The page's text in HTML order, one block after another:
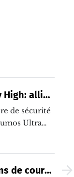
High: allier
de sécurité
Ultra
de course